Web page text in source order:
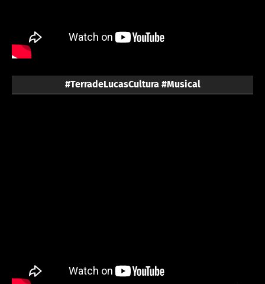
#TerradeLucasCultura #Musical